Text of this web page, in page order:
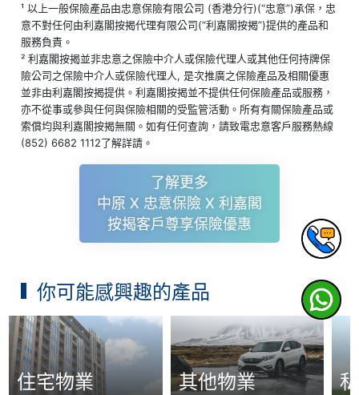
¹ 以上一般保險產品由忠意保險有限公司 (香港分行)(“忠意”)承保，忠
意不對任何由利嘉閣按揭代理有限公司(“利嘉閣按揭”)提供的產品和
服務負責。
² 利嘉閣按揭並非忠意之保險中介人或保險代理人或其他任何持牌保
險公司之保險中介人或保險代理人, 是次推廣之保險產品及相關優惠
並非由利嘉閣按揭提供。利嘉閣按揭並不提供任何保險產品或服務，
亦不從事或參與任何與保險相關的受監管活動。所有有關保險產品或
索償均與利嘉閣按揭無關。如有任何查詢，請致電忠意客戶服務熱線
(852) 6682 1112了解詳請。
了解更多
中原 X 忠意保險 X 利嘉閣
按揭客戶尊享保險優惠
你可能感興趣的產品
住宅物業 其他物業